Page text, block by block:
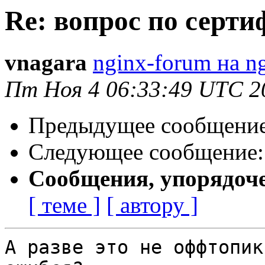
Re: вопрос по
vnagara nginx-forum на
Пт Ноя 4 06:33:49 UTC
Предыдущее
Следующее
Сообщения,
[ теме ] [ автору ]
А разве это не